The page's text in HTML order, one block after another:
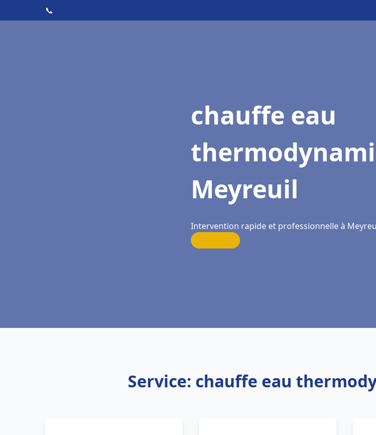
📞
chauffe eau
Meyreuil
Intervention rapide et professionnelle à
Service: chauffe eau